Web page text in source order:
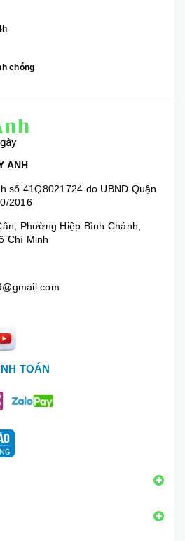
chóng
ANH
số 41Q8021724 do UBND Quận
2016
Phường Hiệp Bình Chánh,
Chí Minh
TOÁN